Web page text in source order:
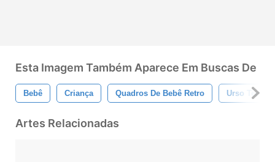
Esta Imagem Também Aparece Em Buscas De
Bebê Criança Quadros De Bebê Retro Urso Teddy
Artes Relacionadas